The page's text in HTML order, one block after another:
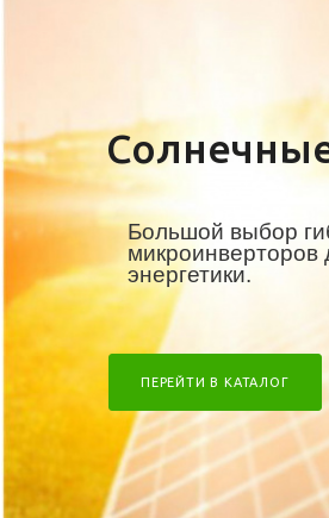
Большой выбор
микроинверторов
энергетики.
ПЕРЕЙТИ В КАТАЛОГ